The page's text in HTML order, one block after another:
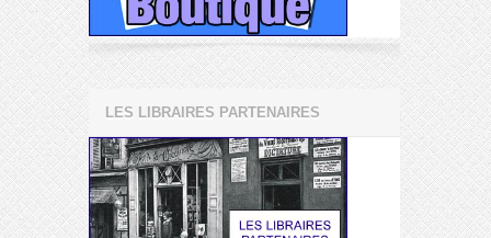
LES LIBRAIRES PARTENAIRES